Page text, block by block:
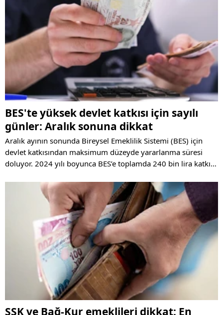
BES'te yüksek devlet katkısı için sayılı
günler: Aralık sonuna dikkat
Aralık ayının sonunda Bireysel Emeklilik Sistemi (BES) için
devlet katkısından maksimum düzeyde yararlanma süresi
doluyor. 2024 yılı boyunca BES’e toplamda 240 bin lira katkı
birikimlerini 312 bin liraya yükseltebilecek.
SSK ve Bağ-Kur emeklileri dikkat: En